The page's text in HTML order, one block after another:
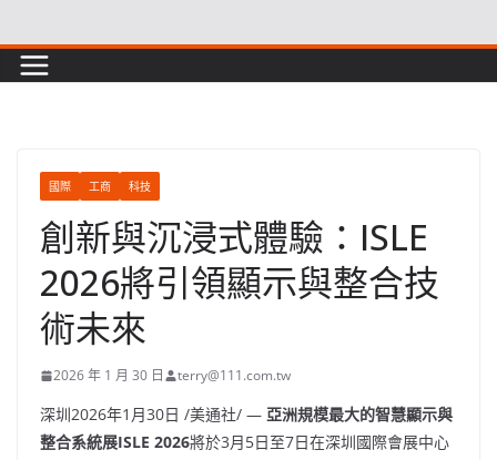
to
content
國際 工商 科技
創新與沉浸式體驗：ISLE
2026將引領顯示與整合技
術未來
2026 年 1 月 30 日 terry@111.com.tw
深圳2026年1月30日 /美通社/ — 亞洲規模最大的智慧顯示與
整合系統展ISLE 2026將於3月5日至7日在深圳國際會展中心